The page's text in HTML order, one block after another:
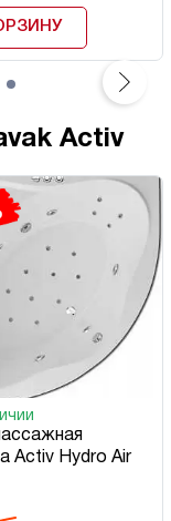
Activ
Activ Hydro Air